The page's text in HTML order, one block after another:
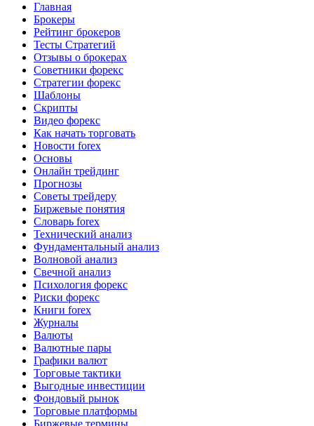
Главная
Брокеры
Рейтинг брокеров
Тесты Стратегий
Отзывы о брокерах
Советники форекс
Стратегии форекс
Шаблоны
Скрипты
Видео форекс
Как начать торговать
Новости forex
Основы
Онлайн трейдинг
Прогнозы
Советы трейдеру
Биржевые понятия
Словарь forex
Технический анализ
Фундаментальный анализ
Волновой анализ
Свечной анализ
Психология форекс
Риски форекс
Книги forex
Журналы
Валюты
Валютные пары
Графики валют
Торговые тактики
Выгодные инвестиции
Фондовый рынок
Торговые платформы